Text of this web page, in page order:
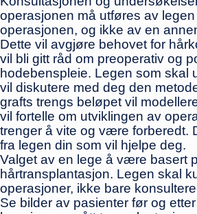
operasjonen må utføres av
operasjonen, og ikke av en
Dette vil avgjøre behovet for
vil bli gitt råd om preoperativ og
hodebenspleie. Legen som skal
vil diskutere med deg den
grafts trengs beløpet vil
vil fortelle om utviklingen av
trenger å vite og være forberedt.
fra legen din som vil hjelpe deg.
Valget av en lege å være basert
hårtransplantasjon. Legen skal
operasjoner, ikke bare
Se bilder av pasienter før og